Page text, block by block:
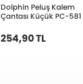
Dolphin Peluş Kalem
Çantası Küçük PC-581
254,90 TL